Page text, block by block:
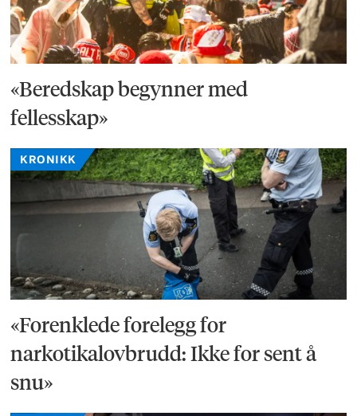
«Beredskap begynner med
fellesskap»
KRONIKK
«Forenklede forelegg for
narkotikalovbrudd: Ikke for sent å
snu»